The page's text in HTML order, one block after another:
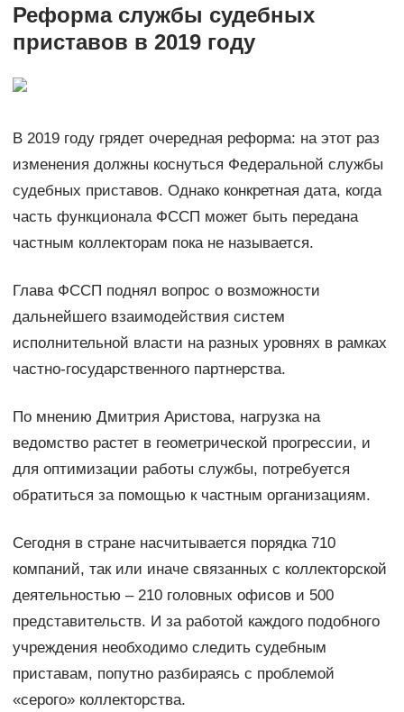
Реформа службы судебных
приставов в 2019 году
В 2019 году грядет очередная реформа: на этот раз
изменения должны коснуться Федеральной службы
судебных приставов. Однако конкретная дата, когда
часть функционала ФССП может быть передана
частным коллекторам пока не называется.
Глава ФССП поднял вопрос о возможности
дальнейшего взаимодействия систем
исполнительной власти на разных уровнях в рамках
частно-государственного партнерства.
По мнению Дмитрия Аристова, нагрузка на
ведомство растет в геометрической прогрессии, и
для оптимизации работы службы, потребуется
обратиться за помощью к частным организациям.
Сегодня в стране насчитывается порядка 710
компаний, так или иначе связанных с коллекторской
деятельностью – 210 головных офисов и 500
представительств. И за работой каждого подобного
учреждения необходимо следить судебным
приставам, попутно разбираясь с проблемой
«серого» коллекторства.